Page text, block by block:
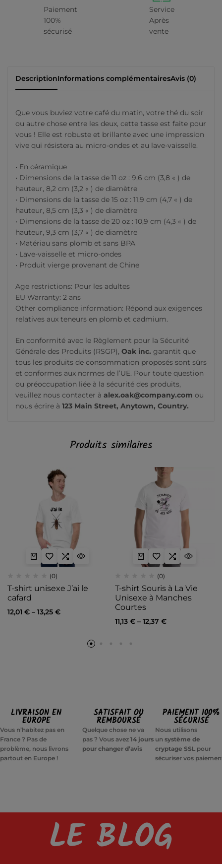
Paiement
100%
sécurisé
Service
Après
vente
DescriptionInformations complémentairesAvis (0)
Que vous buviez votre café du matin, votre thé du soir
ou autre chose entre les deux, cette tasse est faite pour
vous ! Elle est robuste et brillante avec une impression
vive qui résistera au micro-ondes et au lave-vaisselle.
• En céramique
• Dimensions de la tasse de 11 oz : 9,6 cm (3,8 « ) de
hauteur, 8,2 cm (3,2 « ) de diamètre
• Dimensions de la tasse de 15 oz : 11,9 cm (4,7 « ) de
hauteur, 8,5 cm (3,3 « ) de diamètre
• Dimensions de la tasse de 20 oz : 10,9 cm (4,3 « ) de
hauteur, 9,3 cm (3,7 « ) de diamètre
• Matériau sans plomb et sans BPA
• Lave-vaisselle et micro-ondes
• Produit vierge provenant de Chine
Age restrictions: Pour les adultes
EU Warranty: 2 ans
Other compliance information: Répond aux exigences
relatives aux teneurs en plomb et cadmium.
En conformité avec le Règlement pour la Sécurité
Générale des Produits (RSGP), Oak inc. garantit que
tous les produits de consommation proposés sont sûrs
et conformes aux normes de l’UE. Pour toute question
ou préoccupation liée à la sécurité des produits,
veuillez nous contacter à alex.oak@company.com ou
nous écrire à 123 Main Street, Anytown, Country.
Produits similaires
(0)
T-shirt unisexe J’ai le
cafard
12,01 € – 13,25 €
(0)
T-shirt Souris à La Vie
Unisexe à Manches
Courtes
11,13 €– 12,37 €
LIVRAISON EN
EUROPE
Vous n’habitez pas en
France ? Pas de
problème, nous livrons
partout en Europe !
SATISFAIT OU
REMBOURSÉ
Quelque chose ne va
pas ? Vous avez14 jours
pour changer d’avis
PAIEMENT 100%
SÉCURISÉ
Nous utilisons
un système de
cryptage SSLpour
sécuriser vos
LE BLOG